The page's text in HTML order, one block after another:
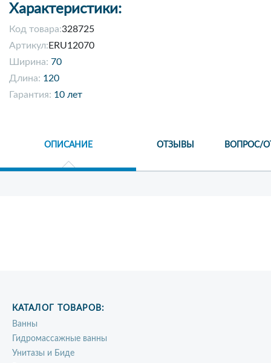
Характеристики:
Код товара:328725
Артикул: ERU12070
Ширина: 70
Длина: 120
Гарантия: 10 лет
ОПИСАНИЕ ОТЗЫВЫ ВОПРОС/
КАТАЛОГ ТОВАРОВ:
Ванны
Гидромассажные ванны
Унитазы и Биде